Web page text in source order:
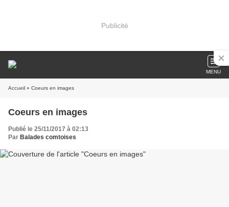
Publicité
MENU
Accueil » Coeurs en images
Coeurs en images
Publié le 25/11/2017 à 02:13
Par Balades comtoises